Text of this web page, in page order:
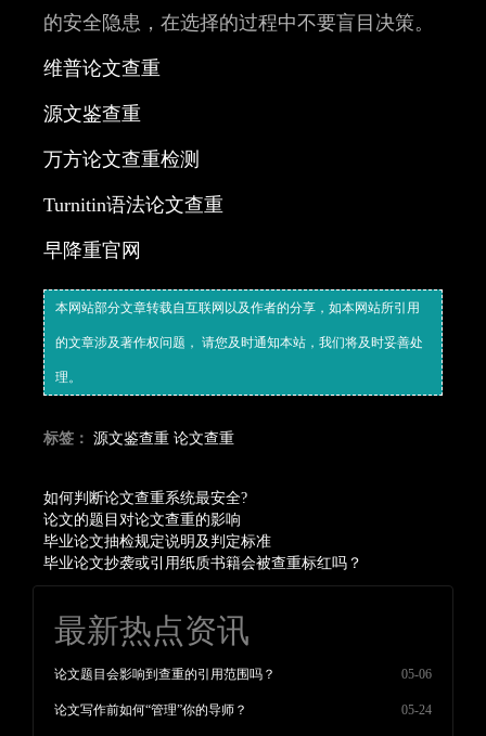
的安全隐患，在选择的过程中不要盲目决策。
​维普论文查重
源文鉴查重
万方论文查重检测
Turnitin语法论文查重
​早降重官网
本网站部分文章转载自互联网以及作者的分享，如本网站所引用
的文章涉及著作权问题， 请您及时通知本站，我们将及时妥善处
理。
标签： 源文鉴查重 论文查重
如何判断论文查重系统最安全?
论文的题目对论文查重的影响
毕业论文抽检规定说明及判定标准
毕业论文抄袭或引用纸质书籍会被查重标红吗？
最新热点资讯
论文题目会影响到查重的引用范围吗？ 05-06
论文写作前如何“管理”你的导师？ 05-24